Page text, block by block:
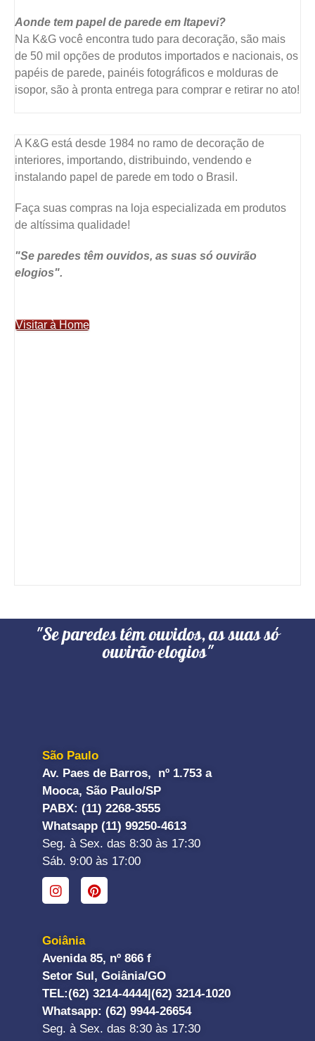
Aonde tem papel de parede em Itapevi?
Na K&G você encontra tudo para decoração, são mais
de 50 mil opções de produtos importados e nacionais, os
papéis de parede, painéis fotográficos e molduras de
isopor, são à pronta entrega para comprar e retirar no ato!
A K&G está desde 1984 no ramo de decoração de
interiores, importando, distribuindo, vendendo e
instalando papel de parede em todo o Brasil.
Faça suas compras na loja especializada em produtos
de altíssima qualidade!
"Se paredes têm ouvidos, as suas só ouvirão
elogios".
Visitar à Home
"Se paredes têm ouvidos, as suas só
ouvirão elogios"
São Paulo
Av. Paes de Barros, nº 1.753 a
Mooca, São Paulo/SP
PABX: (11) 2268-3555
Whatsapp (11) 99250-4613
Seg. à Sex. das 8:30 às 17:30
Sáb. 9:00 às 17:00
Goiânia
Avenida 85, nº 866 f
Setor Sul, Goiânia/GO
TEL:(62) 3214-4444|(62) 3214-1020
Whatsapp: (62) 9944-26654
Seg. à Sex. das 8:30 às 17:30